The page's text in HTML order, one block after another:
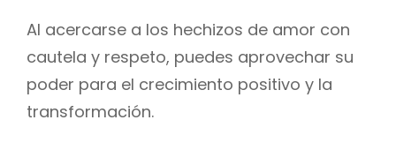
Al acercarse a los hechizos de amor con
cautela y respeto, puedes aprovechar su
poder para el crecimiento positivo y la
transformación.